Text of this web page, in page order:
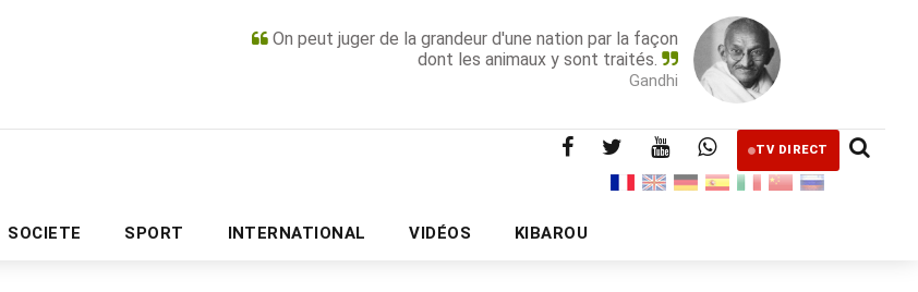
On peut juger de la grandeur d'une nation par la façon
dont les animaux y sont traités.
Gandhi
TV DIRECT
SOCIETE SPORT INTERNATIONAL VIDÉOS KIBAROU
PUBLICITÉ